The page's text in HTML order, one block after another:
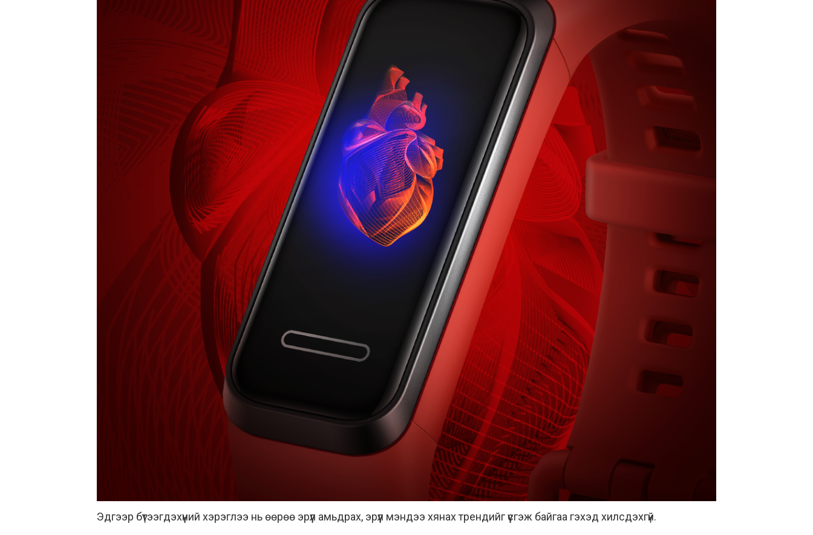
Эдгээр бүтээгдэхүүний хэрэглээ нь өөрөө эрүүл амьдрах, эрүүл мэндээ хянах трендийг үүсгэж байгаа гэхэд хилсдэхгүй.